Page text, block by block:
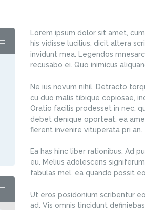
Lorem ipsum dolor sit amet,
his vidisse lucilius, dicit altera
invidunt mea. Legendos
recusabo ei. Quo inimicus
Ne ius novum nihil. Detracto
cu duo malis tibique copiosae,
Oratio facilis prodesset in nec,
debet denique oporteat, ea
fierent invenire vituperata pri an.
Ea has hinc liber rationibus. Ad
eu. Melius adolescens
fabulas mel, ea quando possit
Ut eros posidonium scribentur
ad. Vis omnis tincidunt